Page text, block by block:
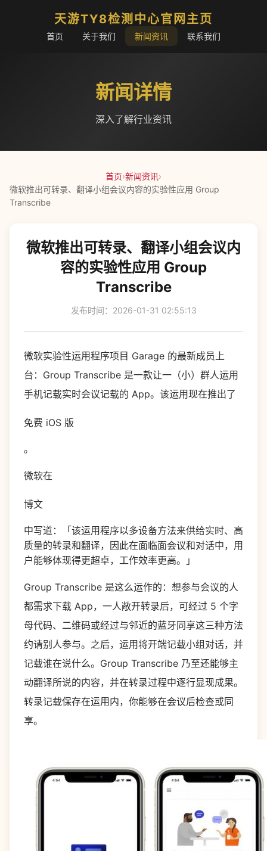
天游TY8检测中心官网主页
首页 关于我们 新闻资讯 联系我们
新闻详情
深入了解行业资讯
首页›新闻资讯›
微软推出可转录、翻译小组会议内容的实验性应用 Group
Transcribe
微软推出可转录、翻译小组会议内
容的实验性应用 Group
Transcribe
发布时间：2026-01-31 02:55:13
微软实验性运用程序项目 Garage 的最新成员上
台：Group Transcribe 是一款让一（小）群人运用
手机记载实时会议记载的 App。该运用现在推出了
免费 iOS 版
。
微软在
博文
中写道：「该运用程序以多设备方法来供给实时、高
质量的转录和翻译，因此在面临面会议和对话中，用
户能够体现得更超卓，工作效率更高。」
Group Transcribe 是这么运作的：想参与会议的人
都需求下载 App，一人敞开转录后，可经过 5 个字
母代码、二维码或经过与邻近的蓝牙同享这三种方法
约请别人参与。之后，运用将开端记载小组对话，并
记载谁在说什么。Group Transcribe 乃至还能够主
动翻译所说的内容，并在转录过程中逐行显现成果。
转录记载保存在运用内，你能够在会议后检查或同
享。